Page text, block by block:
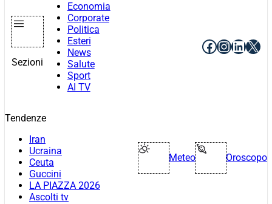
Sezioni
Economia
Corporate
Politica
Esteri
News
Salute
Sport
AI TV
Facebook
X
Tendenze
Iran
Ucraina
Ceuta
Guccini
LA PIAZZA 2026
Ascolti tv
Meteo Oroscopo